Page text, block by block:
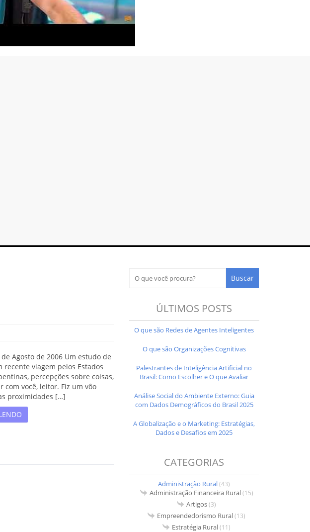
Agosto de 2006 Um estudo de
recente viagem pelos Estados
percepções sobre coisas,
com você, leitor. Fiz um vôo
proximidades […]
ÚLTIMOS POSTS
O que são Redes de Agentes Inteligentes
O que são Organizações Cognitivas
Palestrantes de Inteligência Artificial no
Brasil: Como Escolher e O que Avaliar
Análise Social do Ambiente Externo: Guia
com Dados Demográficos do Brasil 2025
A Globalização e o Marketing: Estratégias,
Dados e Desafios em 2025
CATEGORIAS
Administração Rural(43)
Administração Financeira Rural(15)
Artigos(3)
Empreendedorismo Rural(13)
Estratégia Rural(11)